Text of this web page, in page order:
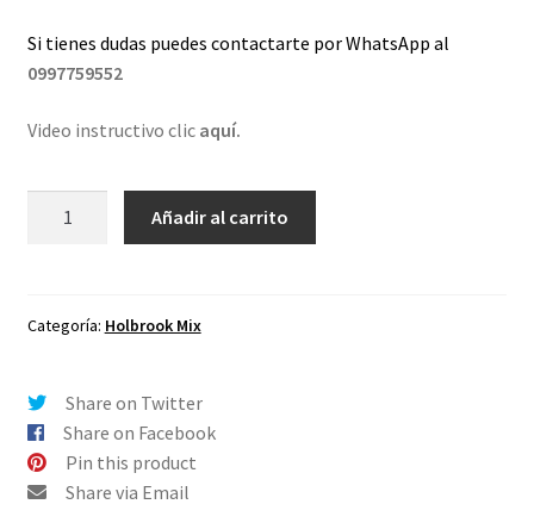
Si tienes dudas puedes contactarte por WhatsApp al
0997759552
Video instructivo clic aquí.
Oakley
Dorado
Espejo
cantidad
Añadir al carrito
Categoría: Holbrook Mix
Share on Twitter
Share on Facebook
Pin this product
Share via Email